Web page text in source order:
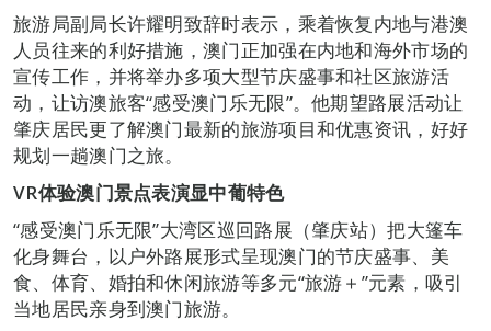
旅游局副局长许耀明致辞时表示，乘着恢复内地与港澳
人员往来的利好措施，澳门正加强在内地和海外市场的
宣传工作，并将举办多项大型节庆盛事和社区旅游活
动，让访澳旅客“感受澳门乐无限”。他期望路展活动让
肇庆居民更了解澳门最新的旅游项目和优惠资讯，好好
规划一趟澳门之旅。
VR体验澳门景点表演显中葡特色
“感受澳门乐无限”大湾区巡回路展（肇庆站）把大篷车
化身舞台，以户外路展形式呈现澳门的节庆盛事、美
食、体育、婚拍和休闲旅游等多元“旅游＋”元素，吸引
当地居民亲身到澳门旅游。